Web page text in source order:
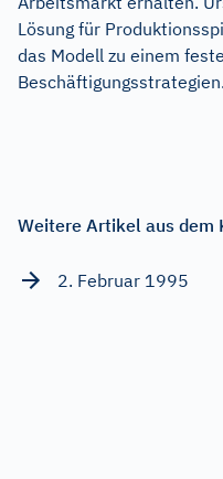
Lösung für
das Modell zu einem
Weitere Artikel aus dem
2. Februar 1995